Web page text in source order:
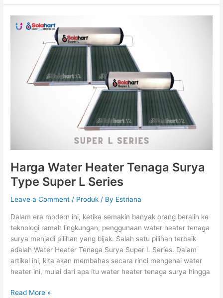
Harga Water Heater Tenaga Surya
Type Super L Series
Leave a Comment / Produk / By Estriana
Dalam era modern ini, ketika semakin banyak orang beralih ke
teknologi ramah lingkungan, penggunaan water heater tenaga
surya menjadi pilihan yang bijak. Salah satu pilihan terbaik
adalah Water Heater Tenaga Surya Super L Series. Dalam
artikel ini, kita akan membahas secara rinci mengenai water
heater ini, mulai dari apa itu water heater tenaga surya hingga
Harga
Water
Super
Read More »